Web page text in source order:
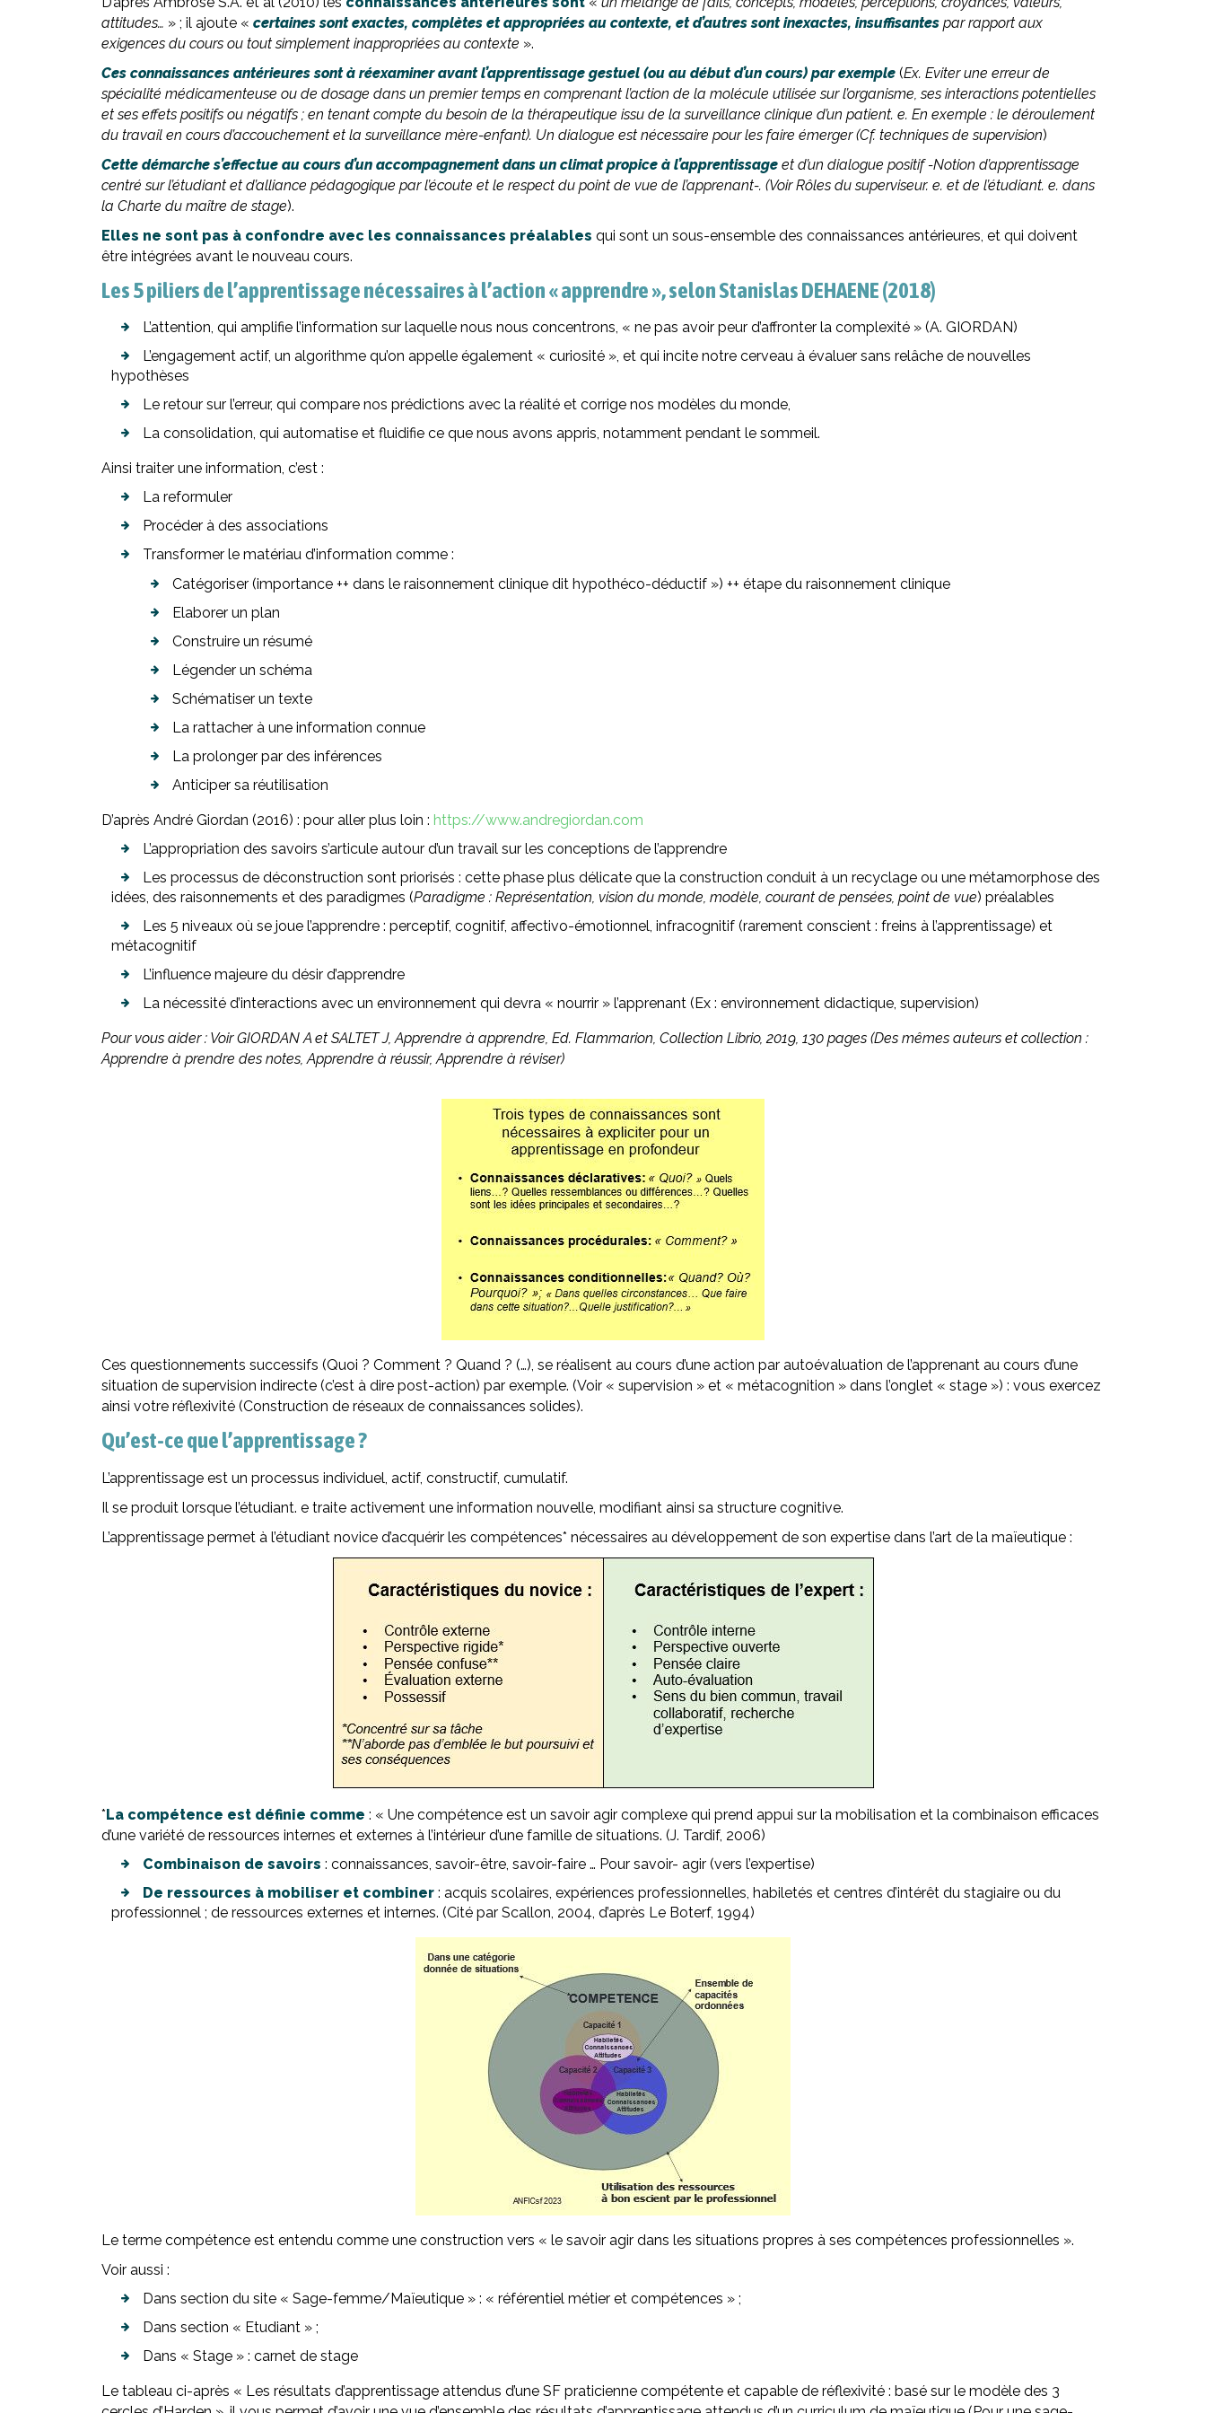
attitudes… » ; il ajoute « certaines sont exactes, complètes et appropriées au contexte, et d’autres sont inexactes, insuffisantes par rapport aux
exigences du cours ou tout simplement inappropriées au contexte ».
Ces connaissances antérieures sont à réexaminer avant l’apprentissage gestuel (ou au début d’un cours) par exemple (Ex. Eviter une erreur de
spécialité médicamenteuse ou de dosage dans un premier temps en comprenant l’action de la molécule utilisée sur l’organisme, ses interactions potentielles
et ses effets positifs ou négatifs ; en tenant compte du besoin de la thérapeutique issu de la surveillance clinique d’un patient. e. En exemple : le déroulement
du travail en cours d’accouchement et la surveillance mère-enfant). Un dialogue est nécessaire pour les faire émerger (Cf. techniques de supervision)
Cette démarche s’effectue au cours d’un accompagnement dans un climat propice à l’apprentissage et d’un dialogue positif -Notion d’apprentissage
centré sur l’étudiant et d’alliance pédagogique par l’écoute et le respect du point de vue de l’apprenant-. (Voir Rôles du superviseur. e. et de l’étudiant. e. dans
la Charte du maître de stage).
Elles ne sont pas à confondre avec les connaissances préalables qui sont un sous-ensemble des connaissances antérieures, et qui doivent
être intégrées avant le nouveau cours.
Les 5 piliers de l’apprentissage nécessaires à l’action « apprendre », selon Stanislas DEHAENE (2018)
L’attention, qui amplifie l’information sur laquelle nous nous concentrons, « ne pas avoir peur d’affronter la complexité » (A. GIORDAN)
L’engagement actif, un algorithme qu’on appelle également « curiosité », et qui incite notre cerveau à évaluer sans relâche de nouvelles
hypothèses
Le retour sur l’erreur, qui compare nos prédictions avec la réalité et corrige nos modèles du monde,
La consolidation, qui automatise et fluidifie ce que nous avons appris, notamment pendant le sommeil.
Ainsi traiter une information, c’est :
La reformuler
Procéder à des associations
Transformer le matériau d’information comme :
Catégoriser (importance ++ dans le raisonnement clinique dit hypothéco-déductif ») ++ étape du raisonnement clinique
Elaborer un plan
Construire un résumé
Légender un schéma
Schématiser un texte
La rattacher à une information connue
La prolonger par des inférences
Anticiper sa réutilisation
D’après André Giordan (2016) : pour aller plus loin : https://www.andregiordan.com
L’appropriation des savoirs s’articule autour d’un travail sur les conceptions de l’apprendre
Les processus de déconstruction sont priorisés : cette phase plus délicate que la construction conduit à un recyclage ou une métamorphose des
idées, des raisonnements et des paradigmes (Paradigme : Représentation, vision du monde, modèle, courant de pensées, point de vue) préalables
Les 5 niveaux où se joue l’apprendre : perceptif, cognitif, affectivo-émotionnel, infracognitif (rarement conscient : freins à l’apprentissage) et
métacognitif
L’influence majeure du désir d’apprendre
La nécessité d’interactions avec un environnement qui devra « nourrir » l’apprenant (Ex : environnement didactique, supervision)
Pour vous aider : Voir GIORDAN A et SALTET J, Apprendre à apprendre, Ed. Flammarion, Collection Librio, 2019, 130 pages (Des mêmes auteurs et collection :
Apprendre à prendre des notes, Apprendre à réussir, Apprendre à réviser)
Ces questionnements successifs (Quoi ? Comment ? Quand ? (…), se réalisent au cours d’une action par autoévaluation de l’apprenant au cours d’une
situation de supervision indirecte (c’est à dire post-action) par exemple. (Voir « supervision » et « métacognition » dans l’onglet « stage ») : vous exercez
ainsi votre réflexivité (Construction de réseaux de connaissances solides).
Qu’est-ce que l’apprentissage ?
L’apprentissage est un processus individuel, actif, constructif, cumulatif.
Il se produit lorsque l’étudiant. e traite activement une information nouvelle, modifiant ainsi sa structure cognitive.
L’apprentissage permet à l’étudiant novice d’acquérir les compétences* nécessaires au développement de son expertise dans l’art de la maïeutique :
*La compétence est définie comme : « Une compétence est un savoir agir complexe qui prend appui sur la mobilisation et la combinaison efficaces
d’une variété de ressources internes et externes à l’intérieur d’une famille de situations. (J. Tardif, 2006)
Combinaison de savoirs : connaissances, savoir-être, savoir-faire … Pour savoir- agir (vers l’expertise)
De ressources à mobiliser et combiner : acquis scolaires, expériences professionnelles, habiletés et centres d’intérêt du stagiaire ou du
professionnel ; de ressources externes et internes. (Cité par Scallon, 2004, d’après Le Boterf, 1994)
Le terme compétence est entendu comme une construction vers « le savoir agir dans les situations propres à ses compétences professionnelles ».
Voir aussi :
Dans section du site « Sage-femme/Maïeutique » : « référentiel métier et compétences » ;
Dans section « Etudiant » ;
Dans « Stage » : carnet de stage
Le tableau ci-après « Les résultats d’apprentissage attendus d’une SF praticienne compétente et capable de réflexivité : basé sur le modèle des 3